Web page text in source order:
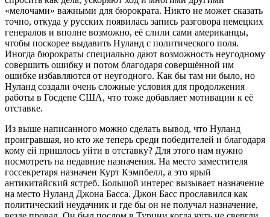
«мелочами» важными для бюрократа. Никто не может сказать
точно, откуда у русских появилась запись разговора немецких
генералов и вполне возможно, её слили сами американцы,
чтобы поскорее выдавить Нуланд с политического поля.
Иногда бюрократы специально дают возможность неугодному
совершить ошибку и потом благодаря совершённой им
ошибке избавляются от неугодного. Как бы там ни было, но
Нуланд создали очень сложные условия для продолжения
работы в Госдепе США, что тоже добавляет мотивации к её
отставке.
Из выше написанного можно сделать вывод, что Нуланд
проигравшая, но кто же теперь среди победителей и благодаря
кому ей пришлось уйти в отставку? Для этого нам нужно
посмотреть на недавние назначения. На место заместителя
госсекретаря назначен Курт Кэмпбелл, а это ярый
антикитайский ястреб. Большой интерес вызывает назначение
на место Нуланд Джона Басса. Джон Басс прославился как
политический неудачник и где бы он не получал назначение,